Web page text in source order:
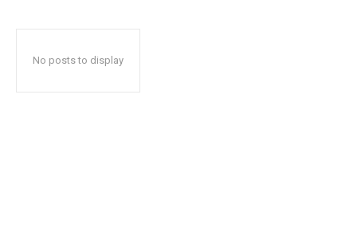
No posts to display